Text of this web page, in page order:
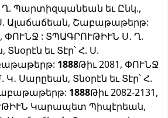
Ղ. Պարտիզպանեան եւ Ընկ.,
Ս. Ալաճաճեան, Շաբաթաթերթ:
ՓՈՒՆՋ : ՏՊԱԳՐՈՒԹԻՒՆ Ս․ Ղ.
եւ Տէր՝ Հ. Ս.
1888Թիւ 2081, ՓՈՒՆՋ
Սարըեան, Տնօրէն եւ Տէր՝ Հ.
1888Թիւ 2082-2131,
Կարապետ Պիպէրեան,